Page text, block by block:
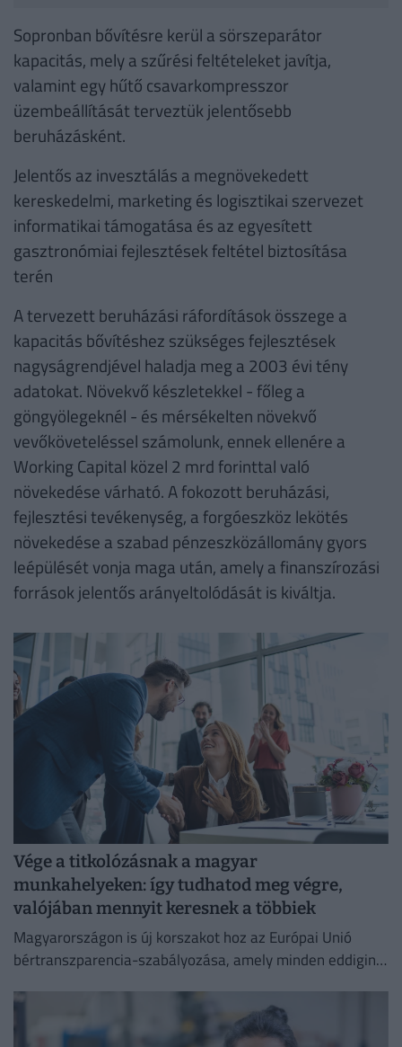
Sopronban bővítésre kerül a sörszeparátor
kapacitás, mely a szűrési feltételeket javítja,
valamint egy hűtő csavarkompresszor
üzembeállítását terveztük jelentősebb
beruházásként.
Jelentős az invesztálás a megnövekedett
kereskedelmi, marketing és logisztikai szervezet
informatikai támogatása és az egyesített
gasztronómiai fejlesztések feltétel biztosítása
terén
A tervezett beruházási ráfordítások összege a
kapacitás bővítéshez szükséges fejlesztések
nagyságrendjével haladja meg a 2003 évi tény
adatokat. Növekvő készletekkel - főleg a
göngyölegeknél - és mérsékelten növekvő
vevőköveteléssel számolunk, ennek ellenére a
Working Capital közel 2 mrd forinttal való
növekedése várható. A fokozott beruházási,
fejlesztési tevékenység, a forgóeszköz lekötés
növekedése a szabad pénzeszközállomány gyors
leépülését vonja maga után, amely a finanszírozási
források jelentős arányeltolódását is kiváltja.
Vége a titkolózásnak a magyar
munkahelyeken: így tudhatod meg végre,
valójában mennyit keresnek a többiek
Magyarországon is új korszakot hoz az Európai Unió
bértranszparencia-szabályozása, amely minden eddiginél